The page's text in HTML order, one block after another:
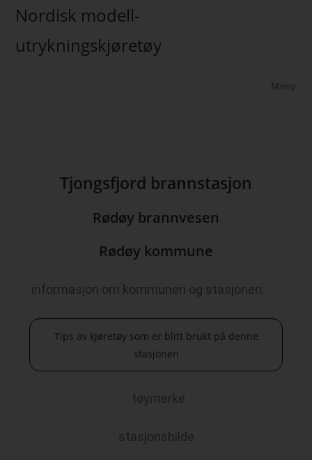
Nordisk modell-
utrykningskjøretøy
Meny
Tjongsfjord brannstasjon
Rødøy brannvesen
Rødøy kommune
informasjon om kommunen og stasjonen:
Tips av kjøretøy som er blitt brukt på denne
stasjonen
tøymerke
stasjonsbilde